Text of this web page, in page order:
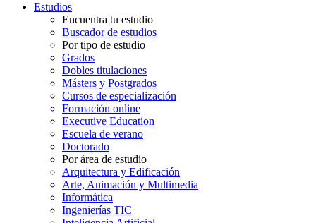
Estudios
Encuentra tu estudio
Buscador de estudios
Por tipo de estudio
Grados
Dobles titulaciones
Másters y Postgrados
Cursos de especialización
Formación online
Executive Education
Escuela de verano
Doctorado
Por área de estudio
Arquitectura y Edificación
Arte, Animación y Multimedia
Informática
Ingenierías TIC